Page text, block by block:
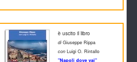
è uscito il libro
diGiuseppe Rippa
con Luigi O. Rintallo
"Napoli dove vai"